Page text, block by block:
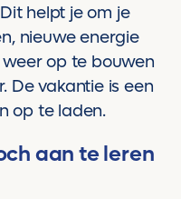
helpt je om je
nieuwe energie
op te bouwen
De vakantie is een
op te laden.
aan te leren